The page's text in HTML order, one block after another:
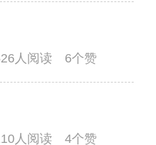
人阅读 6个赞
人阅读 4个赞